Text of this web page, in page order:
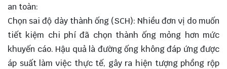
an toàn:
Chọn sai độ dày thành ống (SCH): Nhiều đơn vị do muốn
tiết kiệm chi phí đã chọn thành ống mỏng hơn mức
khuyến cáo. Hậu quả là đường ống không đáp ứng được
áp suất làm việc thực tế, gây ra hiện tượng phồng rộp